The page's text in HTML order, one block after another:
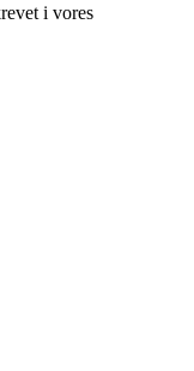
i vores